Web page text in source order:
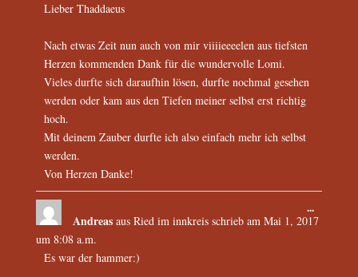
Lieber Thaddaeus
Nach etwas Zeit nun auch von mir viiiieeeelen aus tiefsten
Herzen kommenden Dank für die wundervolle Lomi.
Vieles durfte sich daraufhin lösen, durfte nochmal gesehen
werden oder kam aus den Tiefen meiner selbst erst richtig
hoch.
Mit deinem Zauber durfte ich also einfach mehr ich selbst
werden.
Von Herzen Danke!
Andreas aus Ried im innkreis schrieb amMai 1, 2017
um 8:08 a.m.
Es war der hammer:)
...